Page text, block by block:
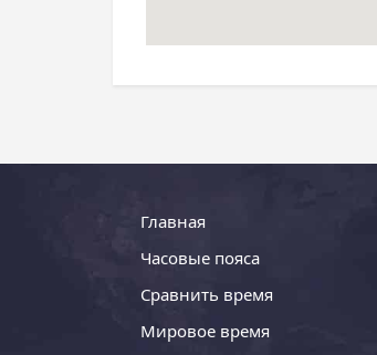
Главная
Часовые пояса
Сравнить время
Мировое время